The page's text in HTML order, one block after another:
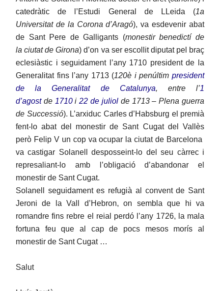
catedràtic de l’Estudi General de LLeida (1a
Universitat de la Corona d’Aragó), va esdevenir abat
de Sant Pere de Galligants (monestir benedictí de
la ciutat de Girona) d’on va ser escollit diputat pel braç
eclesiàstic i seguidament l’any 1710 president de la
Generalitat fins l’any 1713 (120è i penúltimpresident
de la Generalitat de Catalunya, entre l’1
d’agostde 1710i22 de juliolde 1713 – Plena guerra
de Successió). L’arxiduc Carles d’Habsburg el premià
fent-lo abat del monestir de Sant Cugat del Vallès
però Felip V un cop va ocupar la ciutat de Barcelona
va castigar Solanell desposseint-lo del seu càrrec i
represaliant-lo amb l’obligació d’abandonar el
monestir de Sant Cugat.
Solanell seguidament es refugià al convent de Sant
Jeroni de la Vall d’Hebron, on sembla que hi va
romandre fins rebre el reial perdó l’any 1726, la mala
fortuna feu que al cap de pocs mesos morís al
monestir de Sant Cugat …
Salut